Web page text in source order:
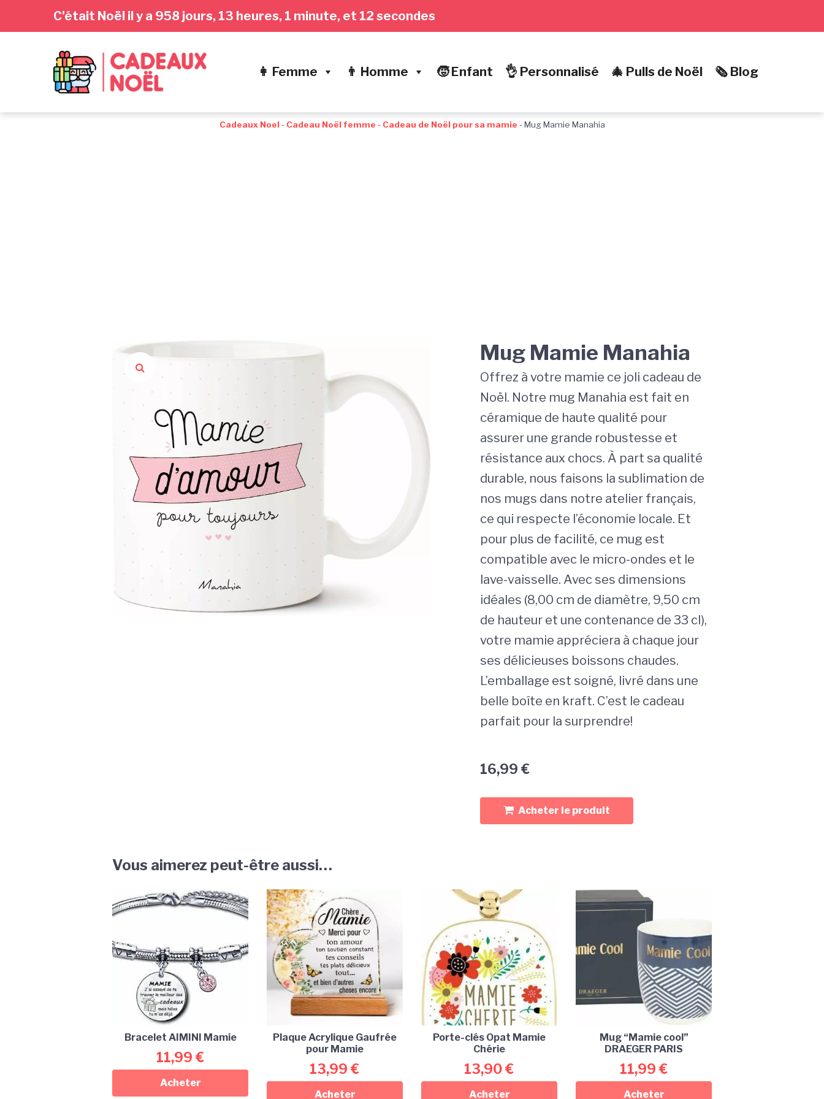
navigation
C'était Noël il y a 958 jours, 13 heures, 1 minute, et 12 secondes
👩 Femme 👨 Homme 🧒 Enfant 👌 Personnalisé 🎄 Pulls de Noël 🗞️ Blog
Cadeaux Noel - Cadeau Noël femme - Cadeau de Noël pour sa mamie -Mug Mamie Manahia
Mug Mamie Manahia
Offrez à votre mamie ce joli cadeau de
Noël. Notre mug Manahia est fait en
céramique de haute qualité pour
assurer une grande robustesse et
résistance aux chocs. À part sa qualité
durable, nous faisons la sublimation de
nos mugs dans notre atelier français,
ce qui respecte l’économie locale. Et
pour plus de facilité, ce mug est
compatible avec le micro-ondes et le
lave-vaisselle. Avec ses dimensions
idéales (8,00 cm de diamètre, 9,50 cm
de hauteur et une contenance de 33 cl),
votre mamie appréciera à chaque jour
ses délicieuses boissons chaudes.
L’emballage est soigné, livré dans une
belle boîte en kraft. C’est le cadeau
parfait pour la surprendre!
16,99 €
Acheter le produit
Vous aimerez peut-être aussi…
Bracelet AIMINI Mamie
11,99 €
Acheter
Plaque Acrylique Gaufrée
pour Mamie
13,99 €
Acheter
Porte-clés Opat Mamie
Chérie
13,90€
Acheter
Mug “Mamie cool”
DRAEGER PARIS
11,99 €
Acheter